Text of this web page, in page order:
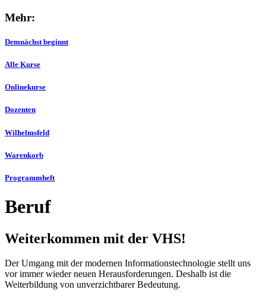
Mehr:
Demnächst beginnt
Alle Kurse
Onlinekurse
Dozenten
Wilhelmsfeld
Warenkorb
Programmheft
Beruf
Weiterkommen mit der VHS!
Der Umgang mit der modernen Informationstechnologie stellt uns
vor immer wieder neuen Herausforderungen. Deshalb ist die
Weiterbildung von unverzichtbarer Bedeutung.